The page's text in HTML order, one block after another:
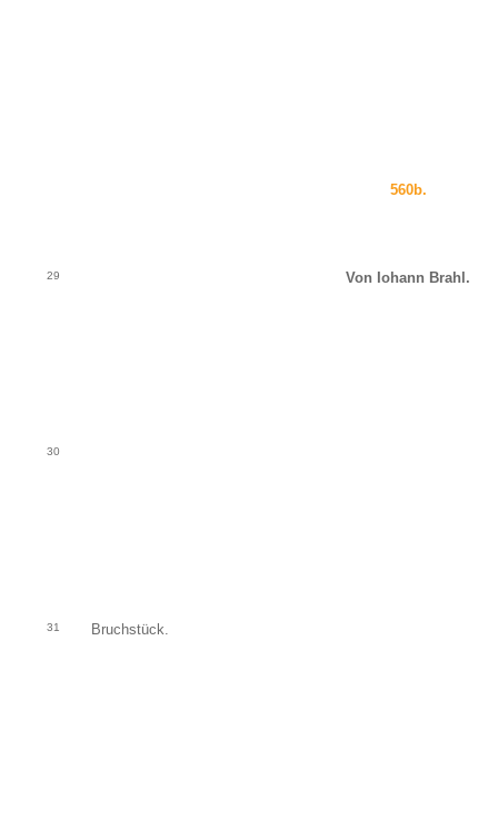
560b.
29 Von Iohann Brahl.
30
31 Bruchstück.